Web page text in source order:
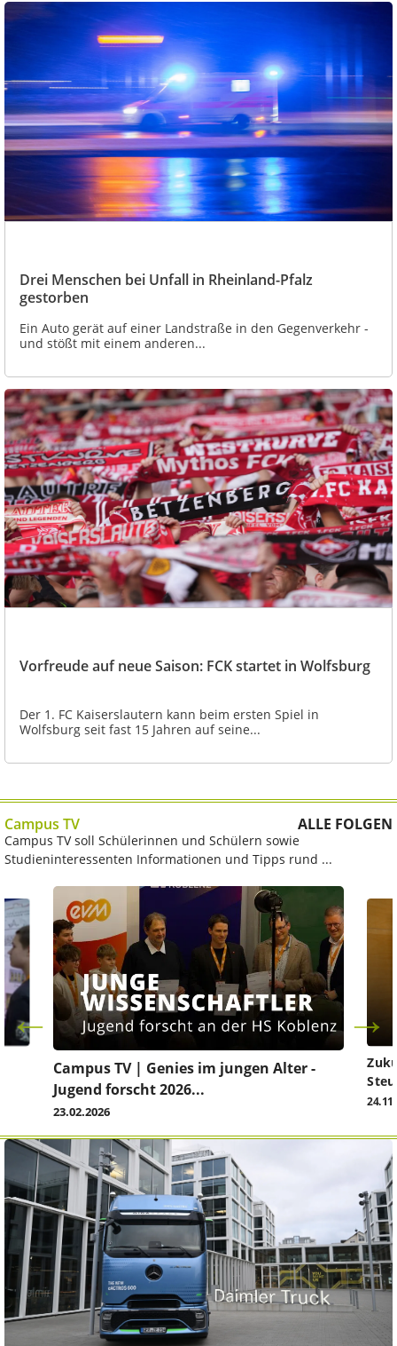
Drei Menschen bei Unfall in Rheinland-Pfalz
gestorben
Ein Auto gerät auf einer Landstraße in den Gegenverkehr -
und stößt mit einem anderen...
Vorfreude auf neue Saison: FCK startet in Wolfsburg
Der 1. FC Kaiserslautern kann beim ersten Spiel in
Wolfsburg seit fast 15 Jahren auf seine...
Campus TV ALLE FOLGEN
Campus TV soll Schülerinnen und Schülern sowie
Studieninteressenten Informationen und Tipps rund ...
Campus TV | Genies im jungen Alter -
Jugend forscht 2026...
23.02.2026